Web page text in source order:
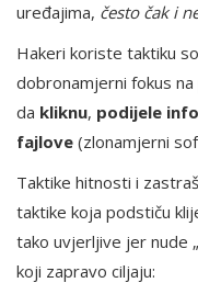
uređajima, često čak i
Hakeri koriste taktiku
dobronamjerni fokus
da kliknu, podijele
fajlove (zlonamjerni
Taktike hitnosti i
taktike koja podstiču
tako uvjerljive jer nude
koji zapravo ciljaju: